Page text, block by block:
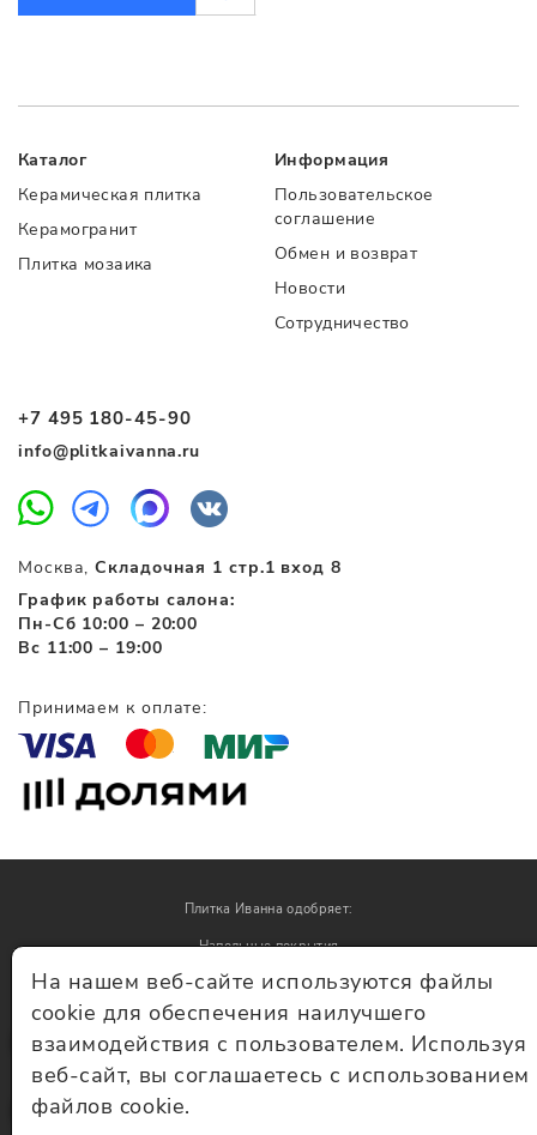
+7 495 180-45-90
info@plitkaivanna.ru
Москва,Складочная 1 стр.1 вход 8
График работы салона:
Пн-Сб 10:00 – 20:00
Вс 11:00 – 19:00
Каталог
Керамическая плитка
Керамогранит
Плитка мозаика
Информация
Пользовательское
соглашение
Обмен и возврат
Новости
Сотрудничество
Принимаем к оплате:
© Плитка Иванна 2026 - плитка и керамогранит
Плитка Иванна одобряет:
Напольные покрытия
Обои
На нашем веб-сайте используются файлы
cookie для обеспечения наилучшего
взаимодействия с пользователем. Используя
веб-сайт, вы соглашаетесь с использованием
файлов cookie.